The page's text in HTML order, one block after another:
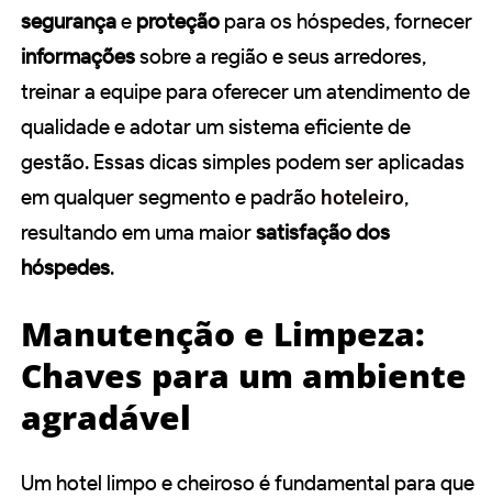
segurançae proteção para os hóspedes, fornecer
informaçõessobre a região e seus arredores,
treinar a equipe para oferecer um atendimento de
qualidade e adotar um sistema eficiente de
gestão. Essas dicas simples podem ser aplicadas
em qualquer segmento e padrão hoteleiro,
resultando em uma maiorsatisfação dos
hóspedes.
Manutenção e Limpeza:
Chaves para um ambiente
agradável
Um hotel limpo e cheiroso é fundamental para que